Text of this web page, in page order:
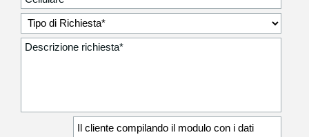
Il cliente compilando il modulo con i dati